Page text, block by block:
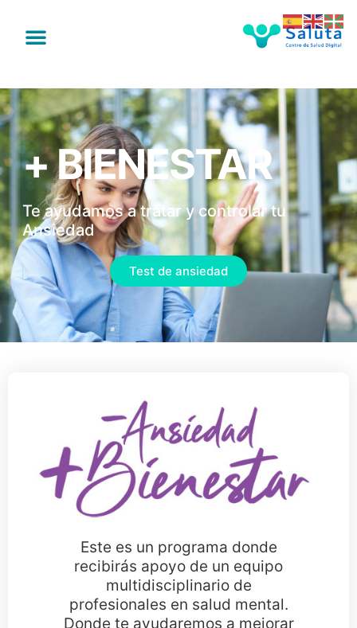
+ BIENESTAR
Te ayudamos a tratar y controlar tu
Ansiedad
Test de ansiedad
Este es un programa donde
recibirás apoyo de un equipo
multidisciplinario de
profesionales en salud mental.
Donde te ayudaremos a mejorar